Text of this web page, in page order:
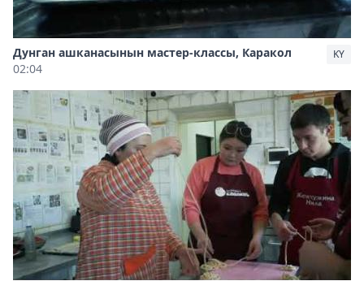
Дунган ашканасынын мастер-классы, Каракол
02:04
KY